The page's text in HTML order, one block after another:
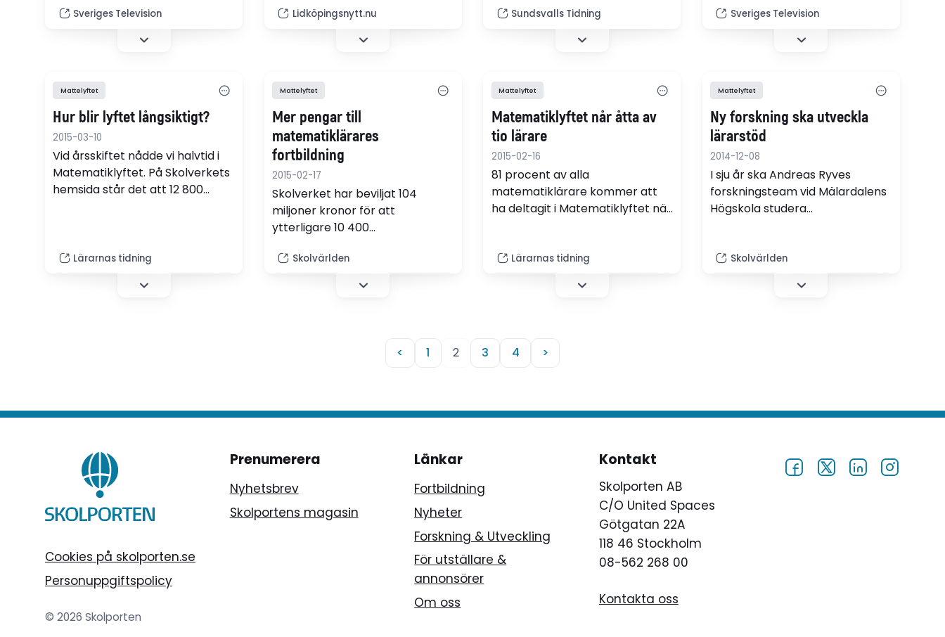
bättre. Och nu undersöker
forskare på Mälardalens
högskola hur det har fungerat i
annat Västerås.
Sveriges Television
matematikundervisningen.
Lidköpingsnytt.nu Sundsvalls Tidning
ett enskilt skolämne någonsin i
Sverige, skriver Camilla
Sveriges Television
Mattelyftet
Hur blir lyftet långsiktigt?
2015-03-10
Vid årsskiftet nådde vi halvtid i
Matematiklyftet. På Skolverkets
hemsida står det att 12 800
Anna Kindberg, ledamot i
Lärarförbundets ämnesråd i
Lärarnas tidning
Mattelyftet
Mer pengar till
matematiklärares
fortbildning
2015-02-17
Skolverket har beviljat 104
miljoner kronor för att
ytterligare 10 400
delta i fortbildningsinsatsen
Matematiklyftet. Det innebär att
Skolvärlden
Mattelyftet
Matematiklyftet når åtta av
tio lärare
2015-02-16
81 procent av alla
matematiklärare kommer att
ha deltagit i Matematiklyftet när
Lärarnas tidning
Mattelyftet
Ny forskning ska utveckla
lärarstöd
2014-12-08
I sju år ska Andreas Ryves
forskningsteam vid Mälardalens
Högskola studera
Skolvärlden
< 1 2 3 4 >
Cookies på skolporten.se
Personuppgiftspolicy
© 2026 Skolporten
Prenumerera
Nyhetsbrev
Skolportens magasin
Länkar
Fortbildning
Nyheter
Forskning & Utveckling
För utställare &
annonsörer
Om oss
Kontakt
Skolporten AB
C/O United Spaces
Götgatan 22A
118 46 Stockholm
08-562 268 00
Kontakta oss